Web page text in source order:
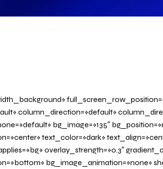
column_direction=»default»
bg_image=»135″
text_color=»dark»
overlay_strength=»0.3″
bg_image_animation=»none»